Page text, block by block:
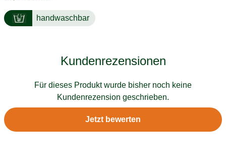
handwaschbar
Kundenrezensionen
Für dieses Produkt wurde bisher noch keine
Kundenrezension geschrieben.
Jetzt bewerten